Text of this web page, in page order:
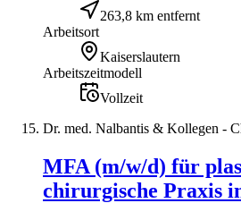
263,8 km entfernt
Arbeitsort
Kaiserslautern
Arbeitszeitmodell
Vollzeit
Dr. med. Nalbantis & Kollegen -
MFA (m/w/d) für
chirurgische Praxis